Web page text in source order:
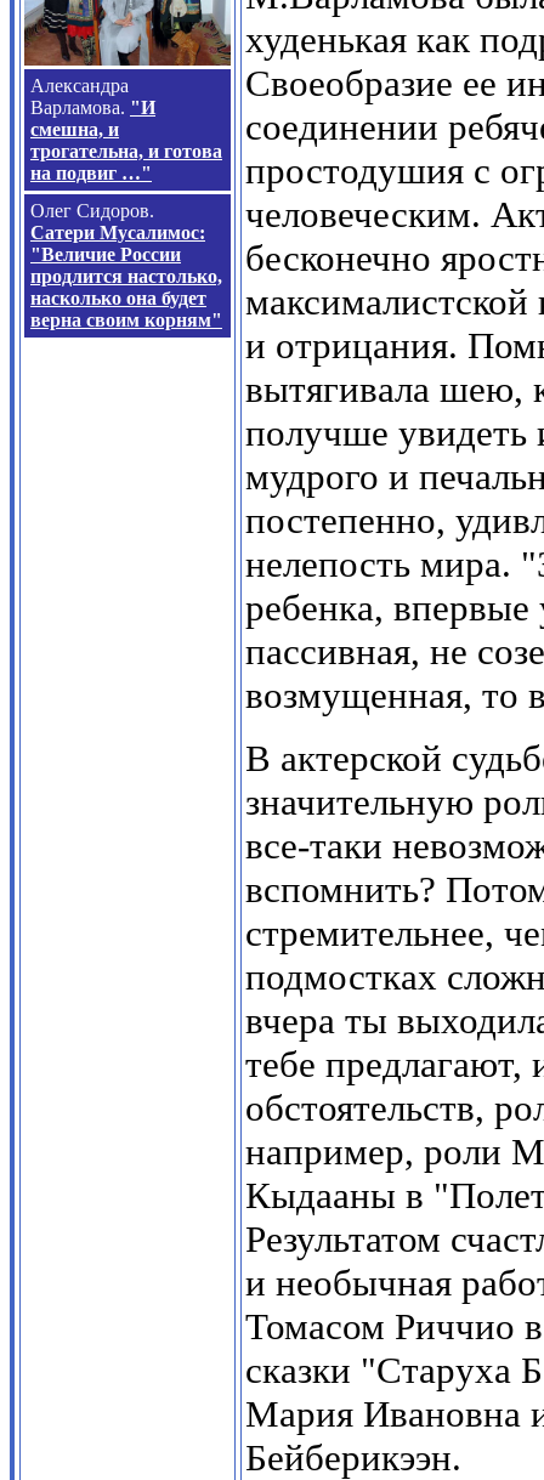
Александра
Варламова. "И
смешна, и
трогательна, и готова
на подвиг …"
Олег Сидоров.
Сатери Мусалимос:
"Величие России
продлится настолько,
насколько она будет
верна своим корням"
худенькая как
Своеобразие ее
соединении
простодушия с
человеческим.
бесконечно
максималистской
и отрицания.
вытягивала шею,
получше увидеть
мудрого и
постепенно,
нелепость мира.
ребенка,
пассивная, не
возмущенная, то
В актерской
значительную
все-таки
вспомнить?
стремительнее,
подмостках
вчера ты
тебе предлагают,
обстоятельств,
например, роли
Кыдааны в
Результатом
и необычная
Томасом Риччио
сказки "Старуха
Мария Ивановна
Бейберикээн.